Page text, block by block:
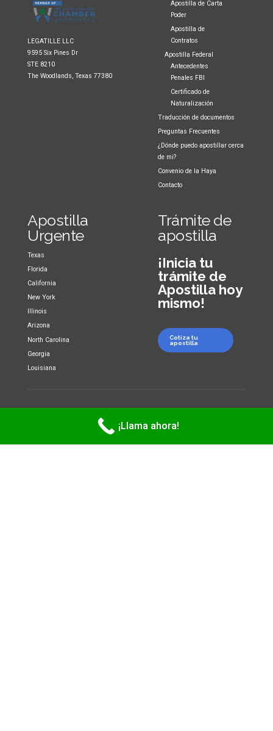
LEGATILLE LLC
9595 Six Pines Dr
STE 8210
The Woodlands, Texas 77380
Apostilla de Carta
Poder
Apostilla de
Contratos
Apostilla Federal
Antecedentes
Penales FBI
Certificado de
Naturalización
Traducción de documentos
Preguntas Frecuentes
¿Dónde puedo apostillar cerca
de mi?
Convenio de la Haya
Contacto
Apostilla
Urgente
Texas
Florida
California
New York
Illinois
Arizona
North Carolina
Georgia
Louisiana
Trámite de
apostilla
¡Inicia tu
trámite de
Apostilla hoy
mismo!
Cotiza tu
apostilla
Privacy Policy
¡Llama ahora!